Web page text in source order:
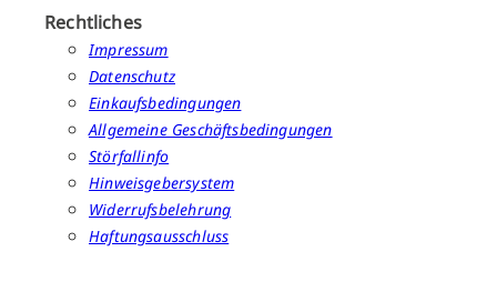
Rechtliches
Impressum
Datenschutz
Einkaufsbedingungen
Allgemeine Geschäftsbedingungen
Störfallinfo
Hinweisgebersystem
Widerrufsbelehrung
Haftungsausschluss